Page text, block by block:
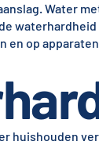
Water
en op
huishouden